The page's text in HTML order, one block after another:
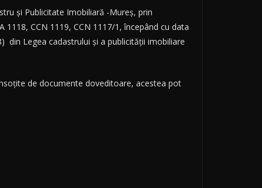
și Publicitate Imobiliară -Mureș, prin
CCN 1119, CCN 1117/1, începând cu data
din Legea cadastrului și a publicității imobiliare
de documente doveditoare, acestea pot